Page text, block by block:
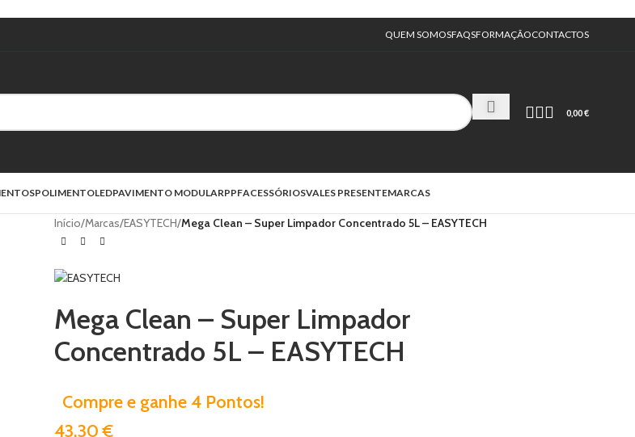
QUEM SOMOSFAQSFORMAÇÃOCONTACTOS
0,00€
POLIMENTOLEDPAVIMENTO MODULARPPFACESSÓRIOSVALES PRESENTEMARCAS
Início/Marcas/EASYTECH/Mega Clean – Super Limpador Concentrado 5L – EASYTECH
Mega Clean – Super Limpador
Concentrado 5L – EASYTECH
Compre e ganhe 4 Pontos!
43,30€